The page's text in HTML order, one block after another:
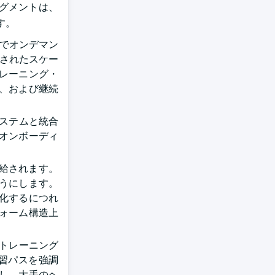
ントは、
オンデマン
れたスケー
ーニング・
および継続
テムと統合
ンボーディ
れます。
します。
するにつれ
ーム構造上
レーニング
パスを強調